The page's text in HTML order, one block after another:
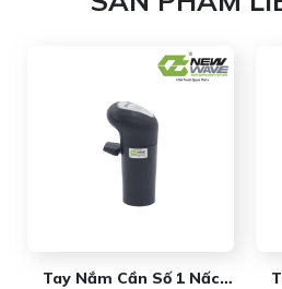
Tay Nắm Cần Số 1 Nấc